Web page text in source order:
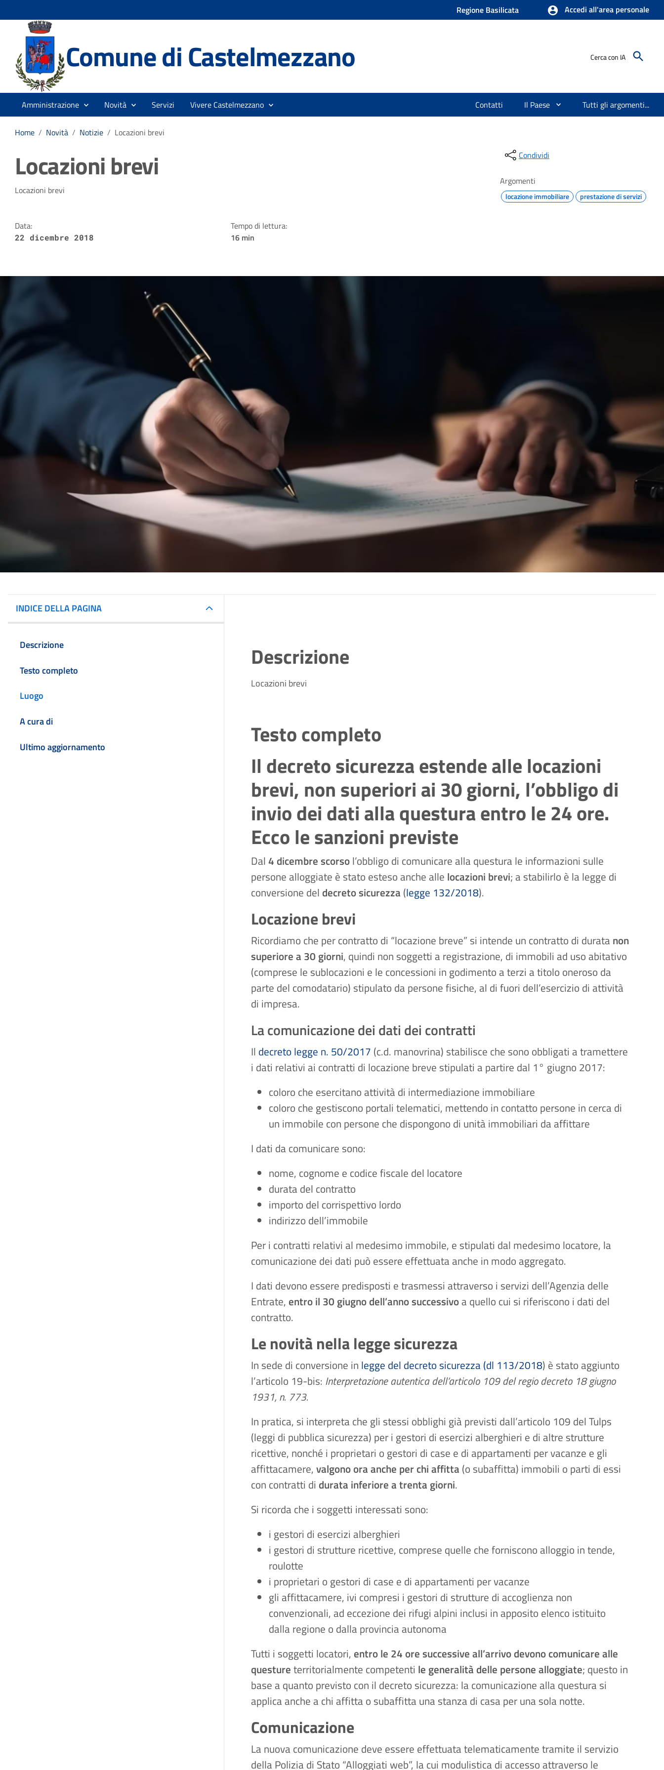
Regione Basilicata Accedi all'area personale
Comune di Castelmezzano Cerca con IA
Amministrazione Novità Servizi Vivere Castelmezzano Contatti Il Paese Tutti gli argomenti...
Home / Novità / Notizie / Locazioni brevi
Locazioni brevi
Dettagli della notizia
Locazioni brevi
Data:
22 dicembre 2018
Tempo di lettura:
16 min
Condividi
Argomenti
locazione immobiliare prestazione di servizi
INDICE DELLA PAGINA
Descrizione
Testo completo
Luogo
A cura di
Ultimo aggiornamento
Descrizione
Locazioni brevi
Testo completo
Il decreto sicurezza estende alle locazioni
brevi, non superiori ai 30 giorni, l’obbligo di
invio dei dati alla questura entro le 24 ore.
Ecco le sanzioni previste
Dal4 dicembre scorsol’obbligo di comunicare alla questura le informazioni sulle
persone alloggiate è stato esteso anche alle locazioni brevi; a stabilirlo è la legge di
conversione del decreto sicurezza (legge 132/2018).
Locazione brevi
Ricordiamo che per contratto di “locazione breve” si intende un contratto di durata non
superiore a 30 giorni, quindi non soggetti a registrazione, di immobili ad uso abitativo
(comprese le sublocazioni e le concessioni in godimento a terzi a titolo oneroso da
parte del comodatario) stipulato da persone fisiche, al di fuori dell’esercizio di attività
di impresa.
La comunicazione dei dati dei contratti
Il decreto legge n. 50/2017 (c.d. manovrina) stabilisce che sono obbligati a tramettere
i dati relativi ai contratti di locazione breve stipulati a partire dal 1° giugno 2017:
coloro che esercitano attività di intermediazione immobiliare
coloro che gestiscono portali telematici, mettendo in contatto persone in cerca di
un immobile con persone che dispongono di unità immobiliari da affittare
I dati da comunicare sono:
nome, cognome e codice fiscale del locatore
durata del contratto
importo del corrispettivo lordo
indirizzo dell’immobile
Per i contratti relativi al medesimo immobile, e stipulati dal medesimo locatore, la
comunicazione dei dati può essere effettuata anche in modo aggregato.
I dati devono essere predisposti e trasmessi attraverso i servizi dell’Agenzia delle
Entrate, entro il 30 giugno dell’anno successivoa quello cui si riferiscono i dati del
contratto.
Le novità nella legge sicurezza
In sede di conversione in legge del decreto sicurezza (dl 113/2018) è stato aggiunto
l’articolo 19-bis: Interpretazione autentica dell’articolo 109 del regio decreto 18 giugno
1931, n. 773.
In pratica, si interpreta che gli stessi obblighi già previsti dall’articolo 109 del Tulps
(leggi di pubblica sicurezza) per i gestori di esercizi alberghieri e di altre strutture
ricettive, nonché i proprietari o gestori di case e di appartamenti per vacanze e gli
affittacamere,valgono ora anche per chi affitta (o subaffitta) immobili o parti di essi
con contratti di durata inferiore a trenta giorni.
Si ricorda che i soggetti interessati sono:
i gestori di esercizi alberghieri
i gestori di strutture ricettive, comprese quelle che forniscono alloggio in tende,
roulotte
i proprietari o gestori di case e di appartamenti per vacanze
gli affittacamere, ivi compresi i gestori di strutture di accoglienza non
convenzionali, ad eccezione dei rifugi alpini inclusi in apposito elenco istituito
dalla regione o dalla provincia autonoma
Tutti i soggetti locatori, entro le 24 ore successive all’arrivo devono comunicare alle
questureterritorialmente competenti le generalità delle persone alloggiate; questo in
base a quanto previsto con il decreto sicurezza: la comunicazione alla questura si
applica anche a chi affitta o subaffitta una stanza di casa per una sola notte.
Comunicazione
La nuova comunicazione deve essere effettuata telematicamente tramite il servizio
della Polizia di Stato “Alloggiati web”, la cui modulistica di accesso attraverso le